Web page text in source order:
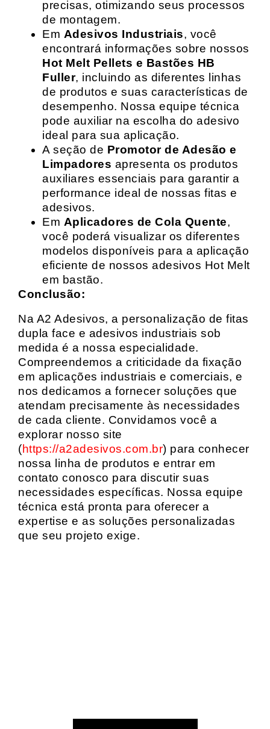
precisas, otimizando seus processos
de montagem.
Em Adesivos Industriais, você
encontrará informações sobre nossos
Hot Melt Pellets e Bastões HB
Fuller, incluindo as diferentes linhas
de produtos e suas características de
desempenho. Nossa equipe técnica
pode auxiliar na escolha do adesivo
ideal para sua aplicação.
A seção de Promotor de Adesão e
Limpadores apresenta os produtos
auxiliares essenciais para garantir a
performance ideal de nossas fitas e
adesivos.
Em Aplicadores de Cola Quente,
você poderá visualizar os diferentes
modelos disponíveis para a aplicação
eficiente de nossos adesivos Hot Melt
em bastão.
Conclusão:
Na A2 Adesivos, a personalização de fitas
dupla face e adesivos industriais sob
medida é a nossa especialidade.
Compreendemos a criticidade da fixação
em aplicações industriais e comerciais, e
nos dedicamos a fornecer soluções que
atendam precisamente às necessidades
de cada cliente. Convidamos você a
explorar nosso site
(https://a2adesivos.com.br) para conhecer
nossa linha de produtos e entrar em
contato conosco para discutir suas
necessidades específicas. Nossa equipe
técnica está pronta para oferecer a
expertise e as soluções personalizadas
que seu projeto exige.